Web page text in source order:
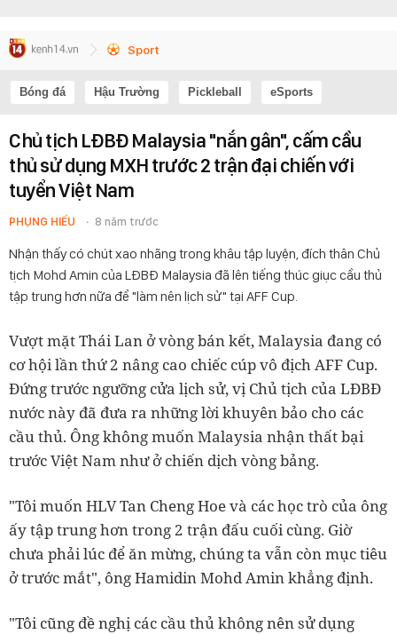
Sport
Bóng đá Hậu Trường Pickleball eSports
Chủ tịch LĐBĐ Malaysia "nắn gân", cấm cầu
thủ sử dụng MXH trước 2 trận đại chiến với
tuyển Việt Nam
PHỤNG HIẾU 8 năm trước
Nhận thấy có chút xao nhãng trong khâu tập luyện, đích thân Chủ
tịch Mohd Amin của LĐBĐ Malaysia đã lên tiếng thúc giục cầu thủ
tập trung hơn nữa để "làm nên lịch sử" tại AFF Cup.
Vượt mặt Thái Lan ở vòng bán kết, Malaysia đang có
cơ hội lần thứ 2 nâng cao chiếc cúp vô địch AFF Cup.
Đứng trước ngưỡng cửa lịch sử, vị Chủ tịch của LĐBĐ
nước này đã đưa ra những lời khuyên bảo cho các
cầu thủ. Ông không muốn Malaysia nhận thất bại
trước Việt Nam như ở chiến dịch vòng bảng.
"Tôi muốn HLV Tan Cheng Hoe và các học trò của ông
ấy tập trung hơn trong 2 trận đấu cuối cùng. Giờ
chưa phải lúc để ăn mừng, chúng ta vẫn còn mục tiêu
ở trước mắt", ông Hamidin Mohd Amin khẳng định.
"Tôi cũng đề nghị các cầu thủ không nên sử dụng